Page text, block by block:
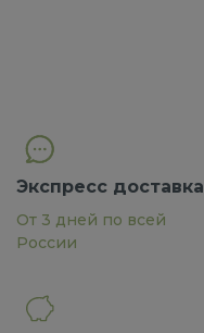
Экспресс доставка
От 3 дней по всей
России